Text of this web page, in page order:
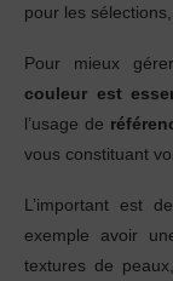
pour les
Pour mieux
couleur est
l’usage de
vous constituant
L’important est
exemple avoir
textures de